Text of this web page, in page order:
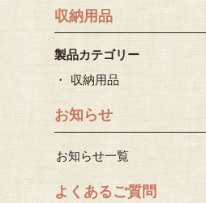
収納用品
製品カテゴリー
収納用品
お知らせ
お知らせ一覧
よくあるご質問